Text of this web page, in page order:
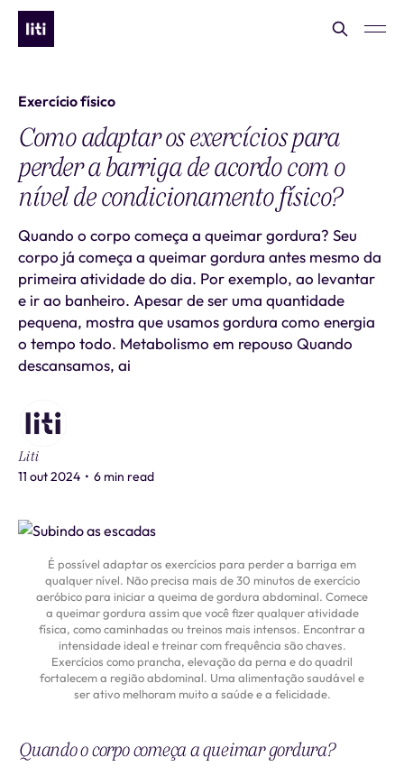
Exercício físico
Como adaptar os exercícios para
perder a barriga de acordo com o
nível de condicionamento físico?
Quando o corpo começa a queimar gordura? Seu
corpo já começa a queimar gordura antes mesmo da
primeira atividade do dia. Por exemplo, ao levantar
e ir ao banheiro. Apesar de ser uma quantidade
pequena, mostra que usamos gordura como energia
o tempo todo. Metabolismo em repouso Quando
descansamos, ai
Liti
11 out 2024 • 6 min read
É possível adaptar os exercícios para perder a barriga em
qualquer nível. Não precisa mais de 30 minutos de exercício
aeróbico para iniciar a queima de gordura abdominal. Comece
a queimar gordura assim que você fizer qualquer atividade
física, como caminhadas ou treinos mais intensos. Encontrar a
intensidade ideal e treinar com frequência são chaves.
Exercícios como prancha, elevação da perna e do quadril
fortalecem a região abdominal. Uma alimentação saudável e
ser ativo melhoram muito a saúde e a felicidade.
Quando o corpo começa a queimar gordura?